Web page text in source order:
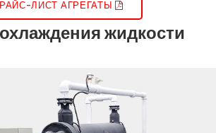
ЛИСТ АГРЕГАТЫ
жидкости